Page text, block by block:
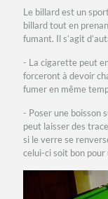
Le billard est un
billard tout en
fumant. Il s’agit
- La cigarette peut
forceront à devoir
fumer en même
- Poser une boisson
peut laisser des
si le verre se
celui-ci soit bon